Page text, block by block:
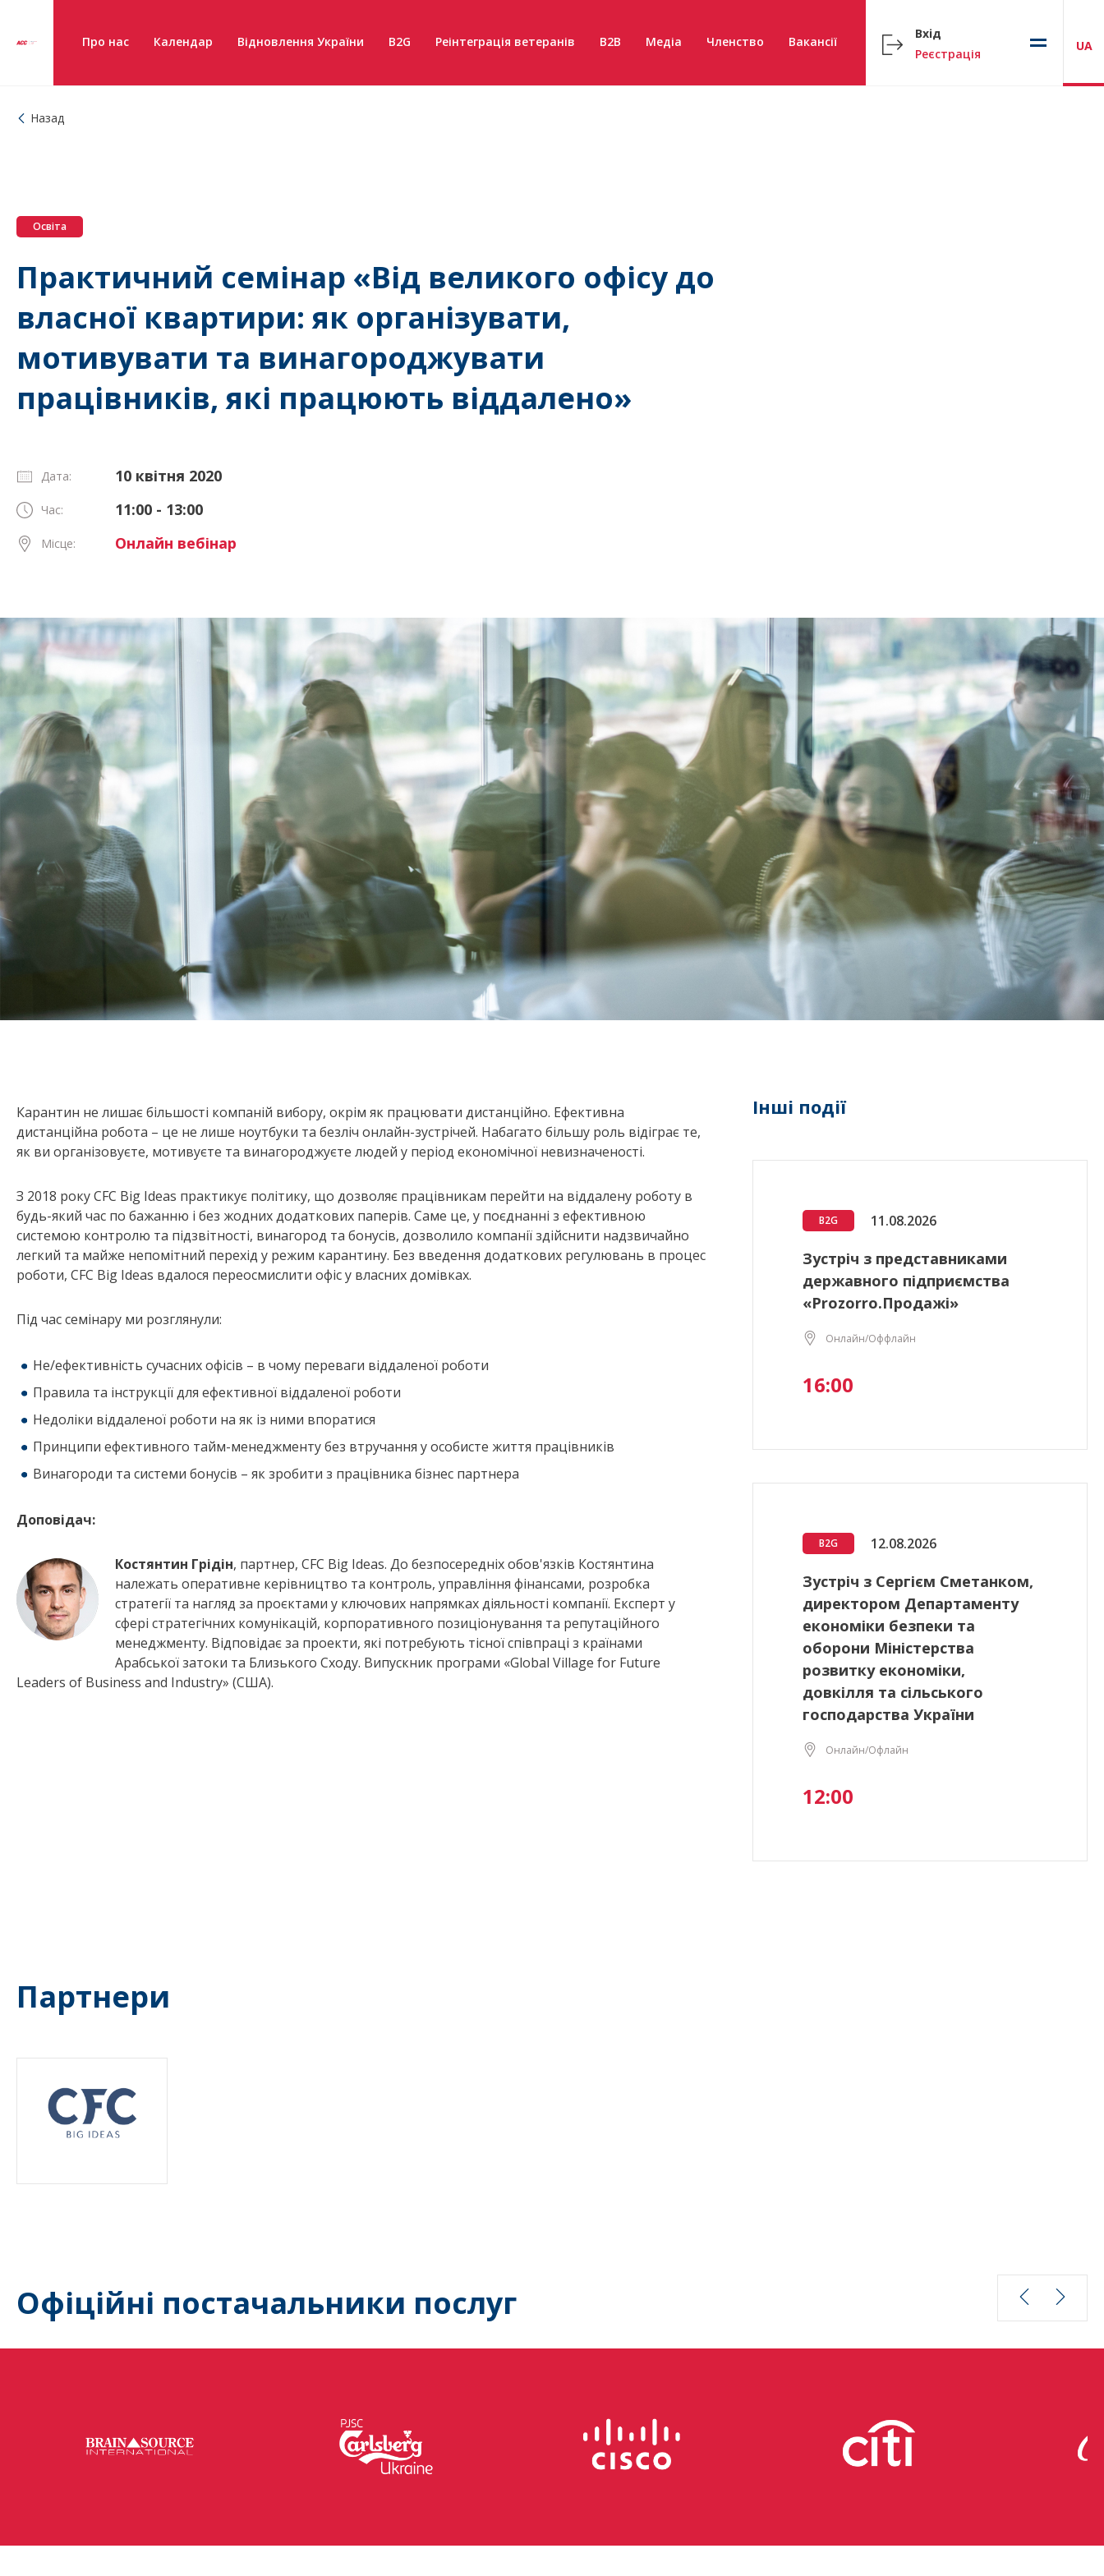
Про нас Календар Відновлення України B2G Реінтеграція ветеранів B2B Медіа Членство Вакансії
Вхід
Реєстрація
UA
Назад
Освіта
Практичний семінар «Від великого офісу до
власної квартири: як організувати,
мотивувати та винагороджувати
працівників, які працюють віддалено»
Дата: 10 квітня 2020
Час: 11:00 - 13:00
Місце: Онлайн вебінар
Карантин не лишає більшості компаній вибору, окрім як працювати дистанційно. Ефективна
дистанційна робота – це не лише ноутбуки та безліч онлайн-зустрічей. Набагато більшу роль відіграє те,
як ви організовуєте, мотивуєте та винагороджуєте людей у період економічної невизначеності.
З 2018 року CFC Big Ideas практикує політику, що дозволяє працівникам перейти на віддалену роботу в
будь-який час по бажанню і без жодних додаткових паперів. Саме це, у поєднанні з ефективною
системою контролю та підзвітності, винагород та бонусів, дозволило компанії здійснити надзвичайно
легкий та майже непомітний перехід у режим карантину. Без введення додаткових регулювань в процес
роботи, CFC Big Ideas вдалося переосмислити офіс у власних домівках.
Під час семінару ми розглянули:
Не/ефективність сучасних офісів – в чому переваги віддаленої роботи
Правила та інструкції для ефективної віддаленої роботи
Недоліки віддаленої роботи на як із ними впоратися
Принципи ефективного тайм-менеджменту без втручання у особисте життя працівників
Винагороди та системи бонусів – як зробити з працівника бізнес партнера
Доповідач:
Костянтин Грідін, партнер, CFC Big Ideas. До безпосередніх обов'язків Костянтина
належать оперативне керівництво та контроль, управління фінансами, розробка
стратегії та нагляд за проєктами у ключових напрямках діяльності компанії. Експерт у
сфері стратегічних комунікацій, корпоративного позиціонування та репутаційного
менеджменту. Відповідає за проекти, які потребують тісної співпраці з країнами
Арабської затоки та Близького Сходу. Випускник програми «Global Village for Future
Leaders of Business and Industry» (США).
Інші події
B2G 11.08.2026
Зустріч з представниками
державного підприємства
«Prozorro.Продажі»
Онлайн/Оффлайн
16:00
B2G 12.08.2026
Зустріч з Сергієм Сметанком,
директором Департаменту
економіки безпеки та
оборони Міністерства
розвитку економіки,
довкілля та сільського
господарства України
Онлайн/Офлайн
12:00
Партнери
Офіційні постачальники послуг